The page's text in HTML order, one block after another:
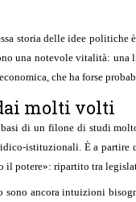
storia delle idee
una notevole vitalità: una
che ha forse
molti volti
di un filone di studi
istituzionali. È a
il potere»: ripartito tra
ancora intuizioni